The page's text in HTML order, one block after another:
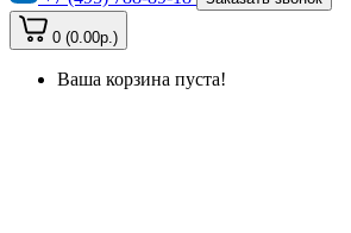
0 (0.00р.)
Ваша корзина пуста!